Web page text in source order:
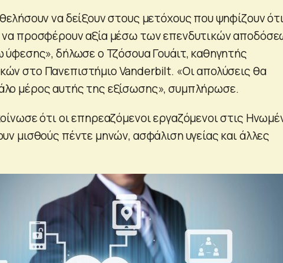
να δείξουν στους μετόχους που ψηφίζουν
να προσφέρουν αξία μέσω των επενδυτικών
ύφεσης», δήλωσε ο Τζόσουα Γουάιτ, καθηγητής
στο Πανεπιστήμιο Vanderbilt. «Οι απολύσεις θα
μέρος αυτής της εξίσωσης», συμπλήρωσε.
ότι οι επηρεαζόμενοι εργαζόμενοι στις
μισθούς πέντε μηνών, ασφάλιση υγείας και άλλες